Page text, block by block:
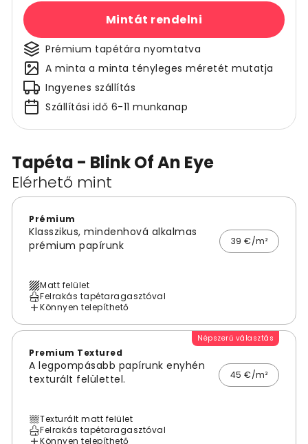
Tapéta - Blink Of An Eye
Elérhető mint
Prémium
Klasszikus, mindenhová alkalmas
prémium papírunk
39 €/m²
Matt felület
Felrakás tapétaragasztóval
Könnyen telepíthető
Népszerű választás
Premium Textured
A legpompásabb papírunk enyhén
texturált felülettel.
45 €/m²
Texturált matt felület
Felrakás tapétaragasztóval
Könnyen telepíthető
Mintát rendelni
Prémium tapétára nyomtatva
A minta a minta tényleges méretét mutatja
Ingyenes szállítás
Szállítási idő 6-11 munkanap